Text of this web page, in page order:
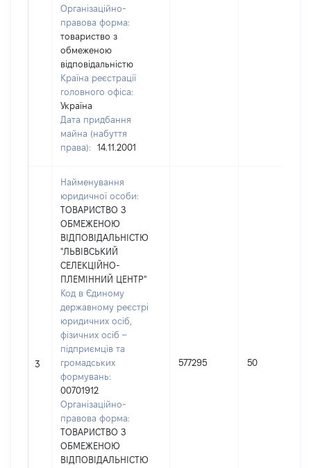
Організаційно-
правова форма:
товариство з
обмеженою
відповідальністю
Країна реєстрації
головного офіса:
Україна
Дата придбання
майна (набуття
права):
14.11.2001
3
Найменування
юридичної особи:
ТОВАРИСТВО З
ОБМЕЖЕНОЮ
ВІДПОВІДАЛЬНІСТЮ
"ЛЬВІВСЬКИЙ
СЕЛЕКЦІЙНО-
ПЛЕМІННИЙ ЦЕНТР"
Код в Єдиному
державному реєстрі
юридичних осіб,
фізичних осіб –
підприємців та
громадських
формувань:
00701912
Організаційно-
правова форма:
ТОВАРИСТВО З
ОБМЕЖЕНОЮ
ВІДПОВІДАЛЬНІСТЮ
577295 50